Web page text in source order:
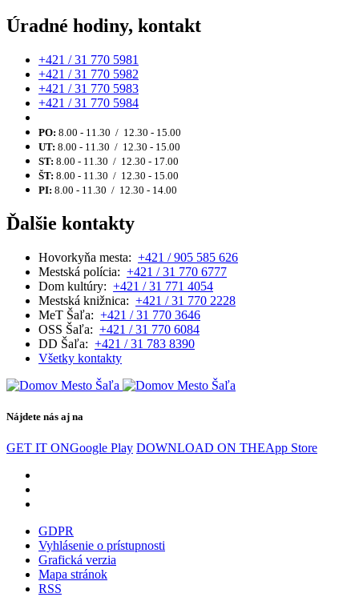
Úradné hodiny, kontakt
+421 / 31 770 5981
+421 / 31 770 5982
+421 / 31 770 5983
+421 / 31 770 5984
PO: 8.00 - 11.30 / 12.30 - 15.00
UT: 8.00 - 11.30 / 12.30 - 15.00
ST: 8.00 - 11.30 / 12.30 - 17.00
ŠT: 8.00 - 11.30 / 12.30 - 15.00
PI: 8.00 - 11.30 / 12.30 - 14.00
Ďalšie kontakty
Hovorkyňa mesta: +421 / 905 585 626
Mestská polícia: +421 / 31 770 6777
Dom kultúry: +421 / 31 771 4054
Mestská knižnica: +421 / 31 770 2228
MeT Šaľa: +421 / 31 770 3646
OSS Šaľa: +421 / 31 770 6084
DD Šaľa: +421 / 31 783 8390
Všetky kontakty
Nájdete nás aj na
GET IT ONGoogle Play DOWNLOAD ON THEApp Store
GDPR
Vyhlásenie o prístupnosti
Grafická verzia
Mapa stránok
RSS